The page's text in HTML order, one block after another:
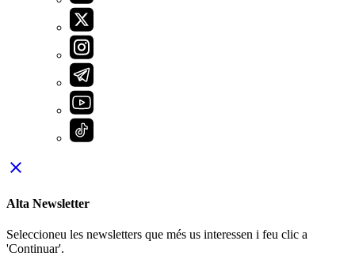
close
Alta Newsletter
Seleccioneu les newsletters que més us interessen i feu clic a
'Continuar'.